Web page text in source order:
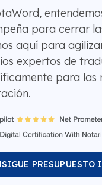
para cerrar
aquí para
expertos de
para las
PRESUPUESTO